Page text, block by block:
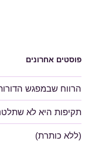
פוסטים אחרונים
הרווח שבמפגש
תקיפות היא לא
(ללא כותרת)